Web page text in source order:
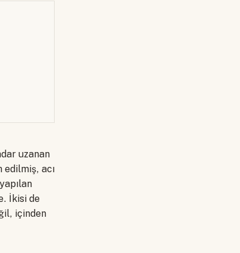
uzanan
edilmiş, acı
İkisi de
içinden